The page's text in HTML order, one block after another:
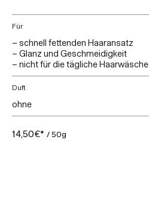
Für
– schnell fettenden Haaransatz
– Glanz und Geschmeidigkeit
– nicht für die tägliche Haarwäsche
Duft
ohne
14,50€* / 50g